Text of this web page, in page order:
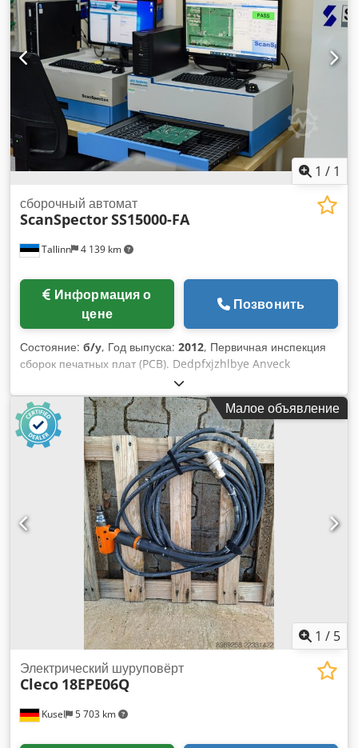
1 / 1
Tallinn 4 139 km
сборочный автомат
ScanSpectorSS15000-FA
цене
Позвонить
Состояние: б/у, Год выпуска: 2012, Первичная инспекция
сборок печатных плат (PCB). Dedpfxjzhlbye Anveck
Малое объявление
1 / 5
Kusel 5 703 km
Электрический шуруповёрт
Cleco 18EPE06Q